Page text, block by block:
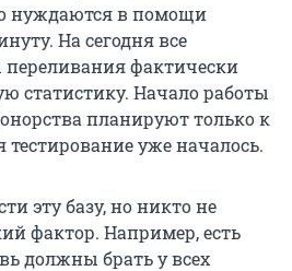
нуждаются в помощи
На сегодня все
фактически
статистику. Начало работы
планируют только к
тестирование уже началось.
эту базу, но никто не
фактор. Например, есть
должны брать у всех